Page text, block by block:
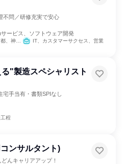
不問／研修充実で安心
ービス、ソフトウェア開発
奈川県 IT、カスタマーサクセス、営業
"製造スペシャリスト
宅手当有・書類SPIなし
程
ンサルタント)
んキャリアアップ！